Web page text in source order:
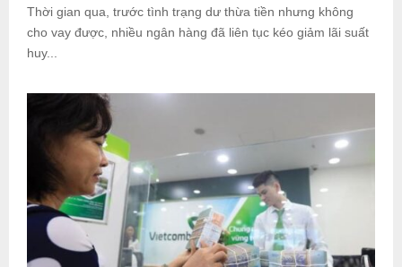
Thời gian qua, trước tình trạng dư thừa tiền nhưng không
cho vay được, nhiều ngân hàng đã liên tục kéo giảm lãi suất
huy...